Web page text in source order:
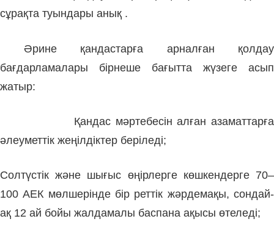
сұрақта туындары анық .
Әрине қандастарға арналған қолдау
бағдарламалары бірнеше бағытта жүзеге асып
жатыр:
Қандас мәртебесін алған азаматтарға
әлеуметтік жеңілдіктер беріледі;
Солтүстік және шығыс өңірлерге көшкендерге 70–
100 АЕК мөлшерінде бір реттік жәрдемақы, сондай-
ақ 12 ай бойы жалдамалы баспана ақысы өтеледі;